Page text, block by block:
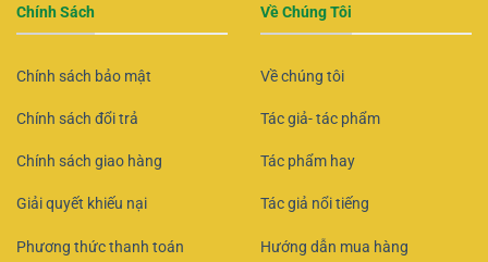
Chính Sách
Chính sách bảo mật
Chính sách đổi trả
Chính sách giao hàng
Giải quyết khiếu nại
Phương thức thanh toán
Về Chúng Tôi
Về chúng tôi
Tác giả- tác phẩm
Tác phẩm hay
Tác giả nổi tiếng
Hướng dẫn mua hàng